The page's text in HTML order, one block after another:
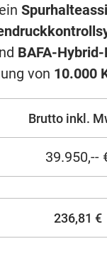
ein
BAFA-
von 10.000
Brutto inkl.
39.950,--
236,81 €